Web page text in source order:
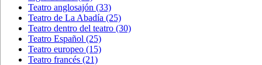
Teatro anglosajón (33)
Teatro de La Abadía (25)
Teatro dentro del teatro (30)
Teatro Español (25)
Teatro europeo (15)
Teatro francés (21)